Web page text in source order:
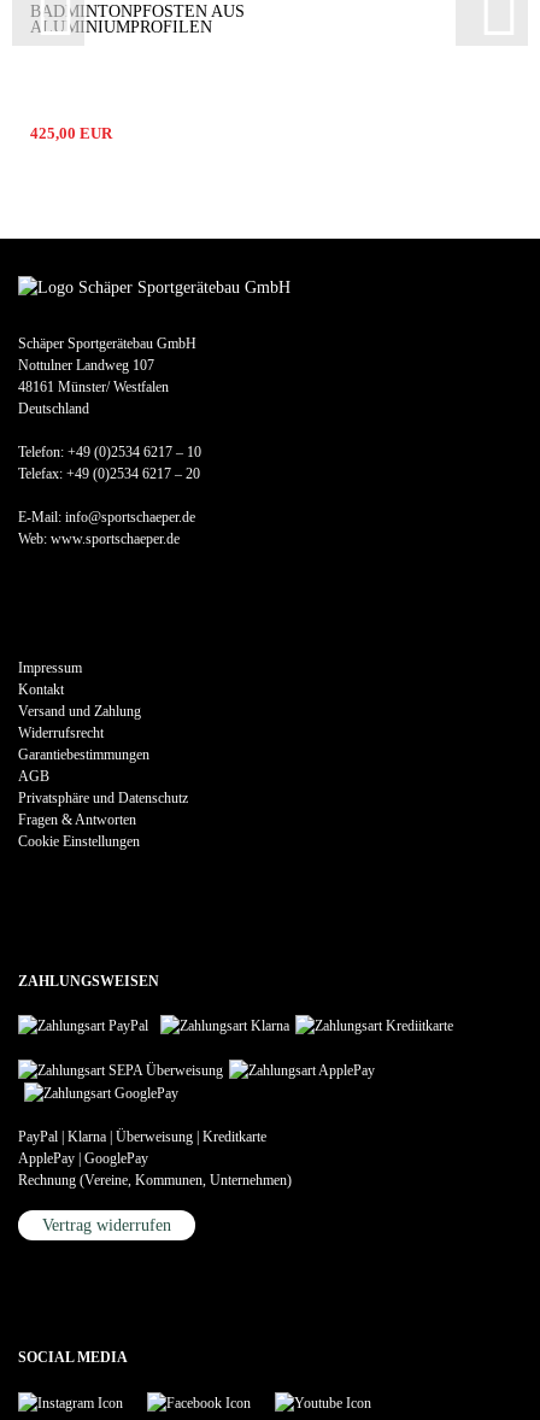
BADMINTONPFOSTEN AUS
ALUMINIUMPROFILEN
425,00 EUR
Schäper Sportgerätebau GmbH
Nottulner Landweg 107
48161 Münster/ Westfalen
Deutschland
Telefon: +49 (0)2534 6217 – 10
Telefax: +49 (0)2534 6217 – 20
E-Mail: info@sportschaeper.de
Web: www.sportschaeper.de
Impressum
Kontakt
Versand und Zahlung
Widerrufsrecht
Garantiebestimmungen
AGB
Privatsphäre und Datenschutz
Fragen & Antworten
Cookie Einstellungen
ZAHLUNGSWEISEN
PayPal | Klarna | Überweisung | Kreditkarte
ApplePay | GooglePay
Rechnung (Vereine, Kommunen, Unternehmen)
Vertrag widerrufen
SOCIAL MEDIA